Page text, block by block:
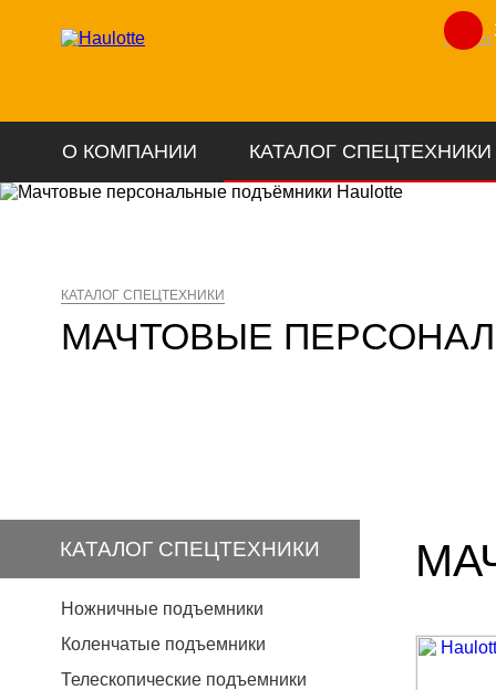
Лизинг
О КОМПАНИИ КАТАЛОГ СПЕЦТЕХНИКИ
КАТАЛОГ СПЕЦТЕХНИКИ
МАЧТОВЫЕ
КАТАЛОГ СПЕЦТЕХНИКИ
Ножничные подъемники
Коленчатые подъемники
Телескопические подъемники